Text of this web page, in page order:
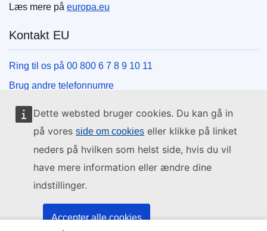
Dette websted bruger cookies. Du kan gå in
på vores side om cookies eller klikke på linket
neders på hvilken som helst side, hvis du vil
have mere information eller ændre dine
indstillinger.
Accepter alle cookies
Læs mere på europa.eu
Kontakt EU
Ring til os på 00 800 6 7 8 9 10 11
Brug andre telefonnumre
Skriv til os via vores kontaktformular
Mød os på et af EU-centrene
Sociale medier
Søg efter EU på de sociale medier
EU-institutioner og -organer